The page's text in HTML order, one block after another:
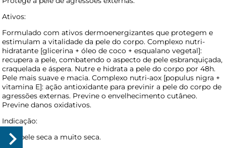
Ativos:
Formulado com ativos dermoenergizantes que protegem e
estimulam a vitalidade da pele do corpo. Complexo nutri-
hidratante [glicerina + óleo de coco + esqualano vegetal]:
recupera a pele, combatendo o aspecto de pele esbranquiçada,
craquelada e áspera. Nutre e hidrata a pele do corpo por 48h.
Pele mais suave e macia. Complexo nutri-aox [populus nigra +
vitamina E]: ação antioxidante para previnir a pele do corpo de
agressões externas. Previne o envelhecimento cutâneo.
Previne danos oxidativos.
Indicação:
Para pele seca a muito seca.